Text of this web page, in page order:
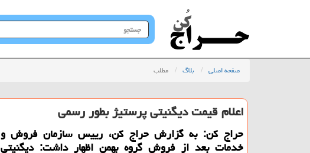
جستجو
در
صفحه اصلی بلاگ مطلب
اعلام قیمت دیگنیتی پرستیژ بطور رسمی
حراج کن: به گزارش حراج کن، رییس سازمان فروش و
خدمات بعد از فروش گروه بهمن اظهار داشت: دیگنیتی